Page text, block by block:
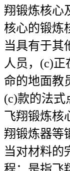
翔锻炼核心
核心的锻炼
当具有于其
人员，(c)
命的地面教
(c)款的法式
飞翔锻炼核
翔锻炼器等
当对材料的